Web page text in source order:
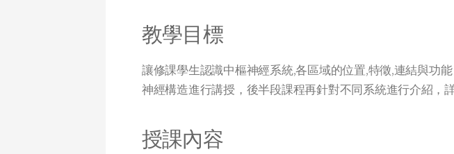
教學目標
讓修課學生認識中樞神經系統,各區域的位置,特徵,連結與功
神經構造進行講授，後半段課程再針對不同系統進行介紹，
授課內容